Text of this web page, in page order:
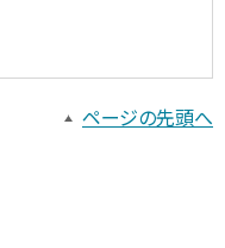
ページの先頭へ